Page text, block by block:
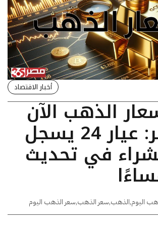
أخبار الاقتصاد
الذهب الآن
في مصر: عيار 24 يسجل
للشراء في تحديث
اليوم,الذهب,سعر الذهب,سعر الذهب اليوم